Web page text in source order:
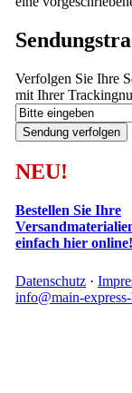
Verfolgen Sie Ihre
mit Ihrer
NEU!
Bestellen Sie Ihre
einfach hier online!
Datenschutz ·
info@main-